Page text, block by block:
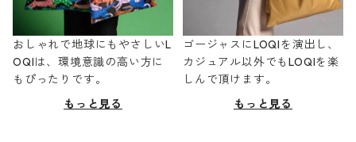
おしゃれで地球にもやさしいL
OQIは、環境意識の高い方に
もぴったりです。
もっと見る
ゴージャスにLOQIを演出し、
カジュアル以外でもLOQIを楽
しんで頂けます。
もっと見る